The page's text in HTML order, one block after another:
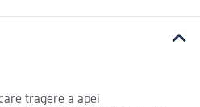
tragere a apei